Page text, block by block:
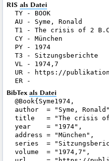
RIS als Datei
TY - BOOK
AU - Syme, Ronald
T1 - The crisis of 2
CY - München
PY - 1974
T3 - Sitzungsberichte
VL - 1974,7
UR - https://
BibTex als Datei
@Book{Syme1974,
author  = "Syme,
title   = "The crisis of
year    = "1974",
address = "München",
series  =
volume  = "1974,7",